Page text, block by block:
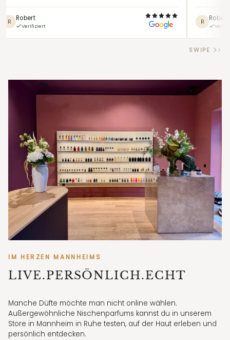
R Robert
Verifiziert
R Robert
SWIPE
IM HERZEN MANNHEIMS
LIVE.PERSÖNLICH.ECHT
Manche Düfte möchte man nicht online wählen.
Außergewöhnliche Nischenparfums kannst du in unserem
Store in Mannheim in Ruhe testen, auf der Haut erleben und
persönlich entdecken.